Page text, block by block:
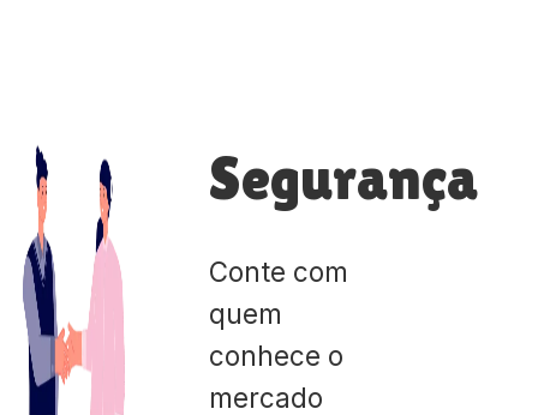
Segurança
Conte com
quem
conhece o
mercado